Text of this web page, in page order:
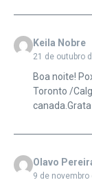
Keila Nobre
21 de outubro
Boa noite!
Toronto /
Olavo
9 de